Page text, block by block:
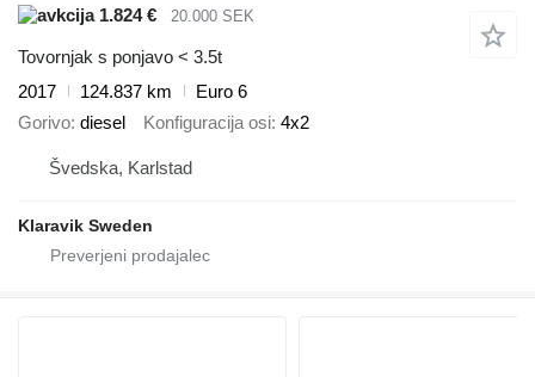
1.824 €
20.000 SEK
Tovornjak s ponjavo < 3.5t
2017
124.837 km
Euro 6
Gorivo diesel Konfiguracija osi 4x2
Švedska, Karlstad
Klaravik Sweden